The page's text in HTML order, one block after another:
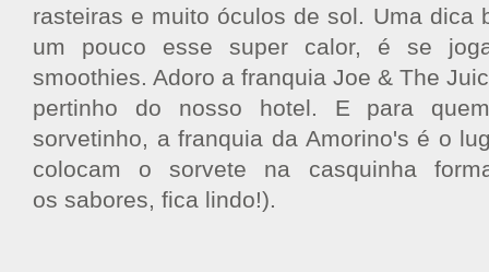
rasteiras e muito óculos de sol. Uma dica
um pouco esse super calor, é se
smoothies. Adoro a franquia Joe & The
pertinho do nosso hotel. E para
sorvetinho, a franquia da Amorino's é o
colocam o sorvete na casquinha
os sabores, fica lindo!).